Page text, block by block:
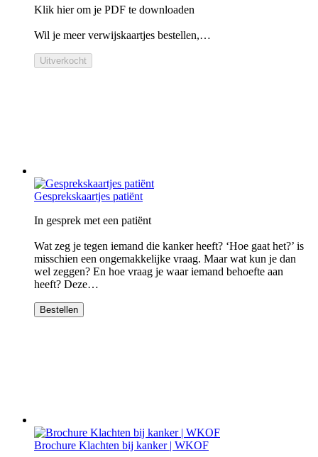
Klik hier om je PDF te downloaden
Wil je meer verwijskaartjes bestellen,…
Uitverkocht
Gesprekskaartjes patiënt
In gesprek met een patiënt
Wat zeg je tegen iemand die kanker heeft? ‘Hoe gaat het?’ is
misschien een ongemakkelijke vraag. Maar wat kun je dan
wel zeggen? En hoe vraag je waar iemand behoefte aan
heeft? Deze…
Bestellen
Brochure Klachten bij kanker | WKOF